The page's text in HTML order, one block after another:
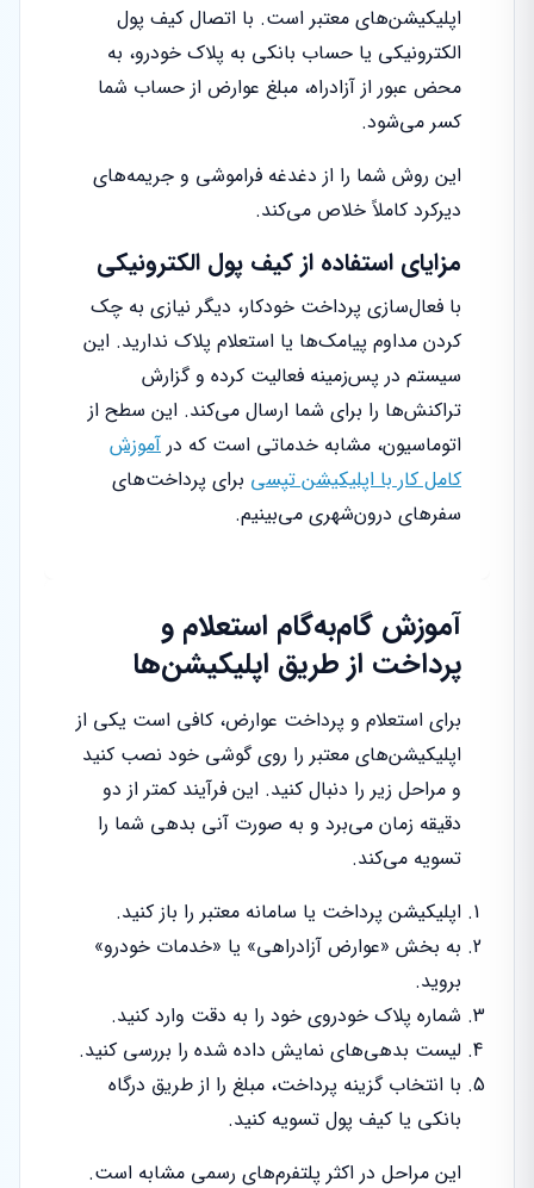
اپلیکیشن‌های معتبر است. با اتصال کیف پول
الکترونیکی یا حساب بانکی به پلاک خودرو، به
محض عبور از آزادراه، مبلغ عوارض از حساب شما
کسر می‌شود.
این روش شما را از دغدغه فراموشی و جریمه‌های
دیرکرد کاملاً خلاص می‌کند.
مزایای استفاده از کیف پول الکترونیکی
با فعال‌سازی پرداخت خودکار، دیگر نیازی به چک
کردن مداوم پیامک‌ها یا استعلام پلاک ندارید. این
سیستم در پس‌زمینه فعالیت کرده و گزارش
تراکنش‌ها را برای شما ارسال می‌کند. این سطح از
اتوماسیون، مشابه خدماتی است که در آموزش
کامل کار با اپلیکیشن تپسی برای پرداخت‌های
سفرهای درون‌شهری می‌بینیم.
آموزش گام‌به‌گام استعلام و
پرداخت از طریق اپلیکیشن‌ها
برای استعلام و پرداخت عوارض، کافی است یکی از
اپلیکیشن‌های معتبر را روی گوشی خود نصب کنید
و مراحل زیر را دنبال کنید. این فرآیند کمتر از دو
دقیقه زمان می‌برد و به صورت آنی بدهی شما را
تسویه می‌کند.
اپلیکیشن پرداخت یا سامانه معتبر را باز کنید.
به بخش «عوارض آزادراهی» یا «خدمات خودرو»
بروید.
شماره پلاک خودروی خود را به دقت وارد کنید.
لیست بدهی‌های نمایش داده شده را بررسی کنید.
با انتخاب گزینه پرداخت، مبلغ را از طریق درگاه
بانکی یا کیف پول تسویه کنید.
این مراحل در اکثر پلتفرم‌های رسمی مشابه است.